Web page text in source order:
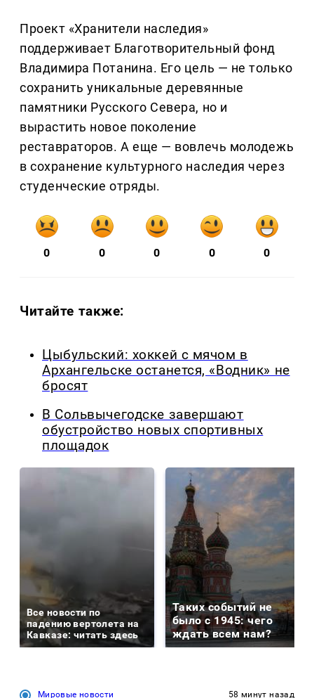
Проект «Хранители наследия»
поддерживает Благотворительный фонд
Владимира Потанина. Его цель — не только
сохранить уникальные деревянные
памятники Русского Севера, но и
вырастить новое поколение
реставраторов. А еще — вовлечь молодежь
в сохранение культурного наследия через
студенческие отряды.
0 0 0 0 0
Читайте также:
Цыбульский: хоккей с мячом в
Архангельске останется, «Водник» не
бросят
В Сольвычегодске завершают
обустройство новых спортивных
площадок
Все новости по
падению вертолета на
Кавказе: читать здесь
Таких событий не
было с 1945: чего
ждать всем нам?
Мировые новости 58 минут назад